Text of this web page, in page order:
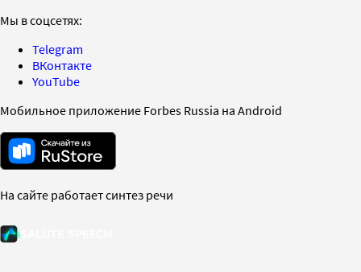
Мы в соцсетях:
Telegram
ВКонтакте
YouTube
Мобильное приложение Forbes Russia на Android
На сайте работает синтез речи